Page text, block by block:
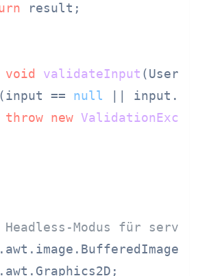
result;
void validateInput
== null ||
throw new
Modus für